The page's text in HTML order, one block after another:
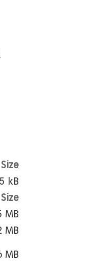
Size
kB
Size
MB
MB
MB